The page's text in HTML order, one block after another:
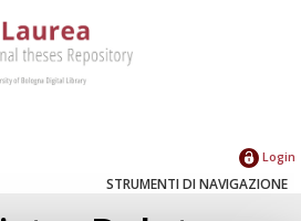
Login
STRUMENTI DI NAVIGAZIONE